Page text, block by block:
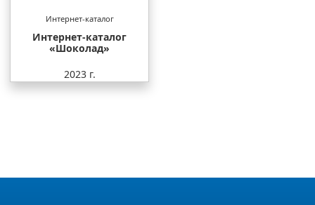
Интернет-каталог
Интернет-каталог
«Шоколад»
2023 г.